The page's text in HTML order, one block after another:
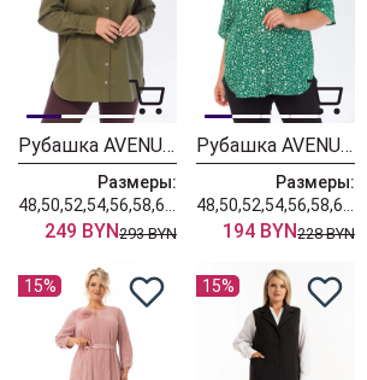
Рубашка AVENUE 0321-3
Размеры:
249 BYN293 BYN
Рубашка AVENUE 0354-1
Размеры:
194 BYN228 BYN
15% 15%